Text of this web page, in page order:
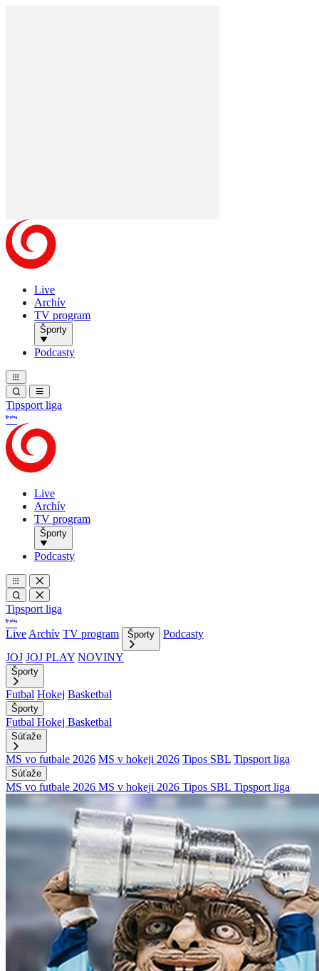
Live
Archív
TV program
Športy
Podcasty
Tipsport liga
Live
Archív
TV program
Športy
Podcasty
Tipsport liga
Live Archív TV program Športy
Podcasty
JOJ JOJ PLAY NOVINY
Športy
Futbal Hokej Basketbal
Športy
Futbal Hokej Basketbal
Súťaže
MS vo futbale 2026 MS v hokeji 2026 Tipos SBL Tipsport liga
Súťaže
MS vo futbale 2026 MS v hokeji 2026 Tipos SBL Tipsport liga